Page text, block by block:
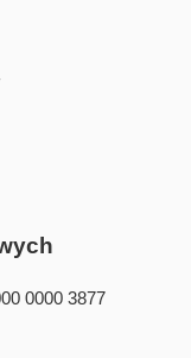
0000 3877